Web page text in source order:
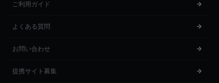
ご利用ガイド
よくある質問
お問い合わせ
提携サイト募集